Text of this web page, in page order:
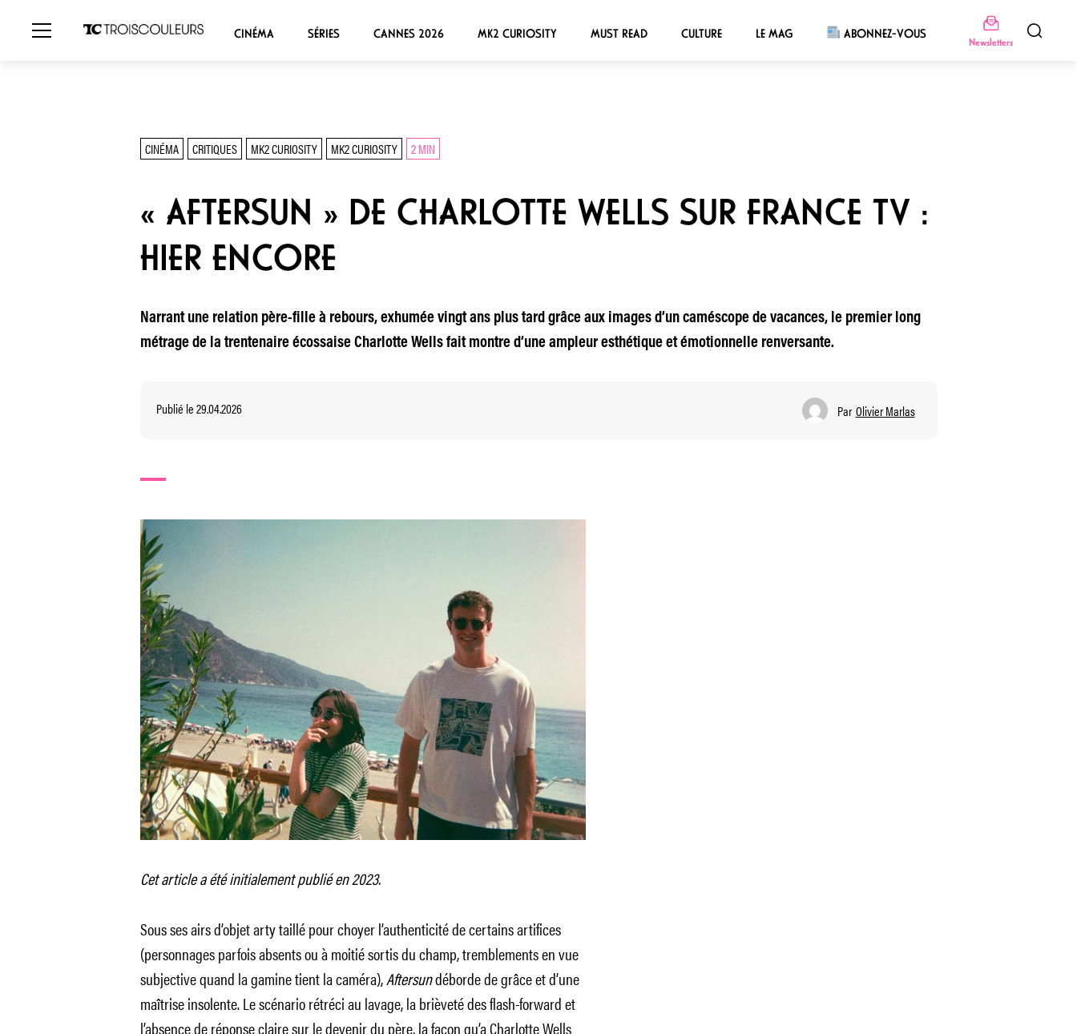
CINÉMA SÉRIES CANNES 2026 MK2 CURIOSITY MUST READ CULTURE LE MAG ABONNEZ-VOUS
Newsletters
CINÉMA CRITIQUES MK2 CURIOSITY MK2 CURIOSITY 2 MIN
« AFTERSUN » DE CHARLOTTE WELLS SUR FRANCE TV :
HIER ENCORE
Narrant une relation père-fille à rebours, exhumée vingt ans plus tard grâce aux images d’un caméscope de vacances, le premier long
métrage de la trentenaire écossaise Charlotte Wells fait montre d’une ampleur esthétique et émotionnelle renversante.
Publié le 29.04.2026 Par Olivier Marlas
Cet article a été initialement publié en 2023.
Sous ses airs d’objet arty taillé pour choyer l’authenticité de certains artifices
(personnages parfois absents ou à moitié sortis du champ, tremblements en vue
subjective quand la gamine tient la caméra),Aftersundéborde de grâce et d’une
maîtrise insolente. Le scénario rétréci au lavage, la brièveté des flash-forward et
l’absence de réponse claire sur le devenir du père, la façon qu’a Charlotte Wells